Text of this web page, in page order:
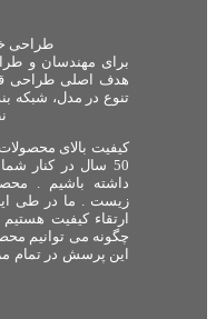
طراحی
برای مهندسان و
هدف اصلی طراحی
تنوع در مدل، شبکه
کیفیت بالای
50 سال در کنار
داشته باشیم .
زیست . ما در طی
ارتقاء کیفیت
چگونه می توانیم
این پرسش در تمام